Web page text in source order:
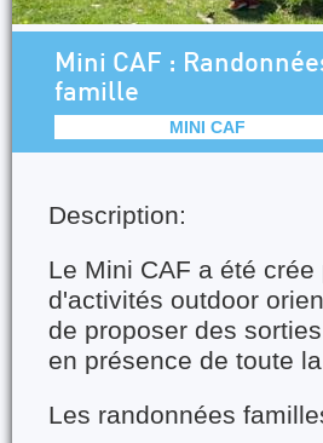
Mini CAF :
famille
MINI CAF
Description:
Le Mini CAF a été
d'activités outdoor
de proposer des
en présence de toute
Les randonnées